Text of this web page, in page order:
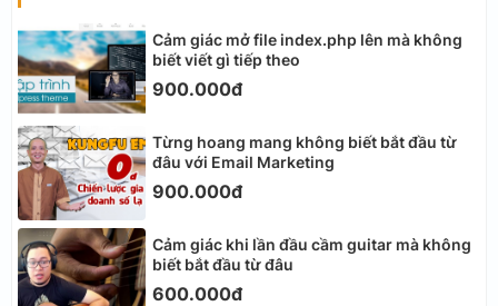
Cảm giác mở file index.php lên mà không
biết viết gì tiếp theo
900.000đ
Từng hoang mang không biết bắt đầu từ
đâu với Email Marketing
900.000đ
Cảm giác khi lần đầu cầm guitar mà không
biết bắt đầu từ đâu
600.000đ